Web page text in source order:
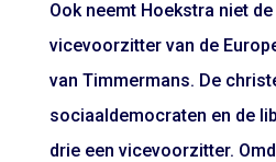
Ook neemt Hoekstra niet
vicevoorzitter van de
van Timmermans. De
sociaaldemocraten en de
drie een vicevoorzitter.